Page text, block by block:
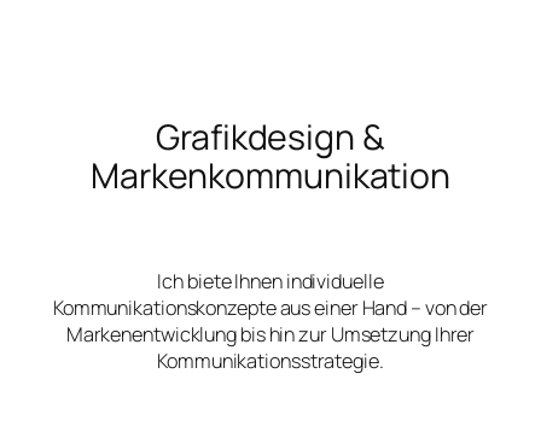
Grafikdesign &
Markenkommunikation
Ich biete Ihnen individuelle
Kommunikationskonzepte aus einer Hand – von der
Markenentwicklung bis hin zur Umsetzung Ihrer
Kommunikationsstrategie.